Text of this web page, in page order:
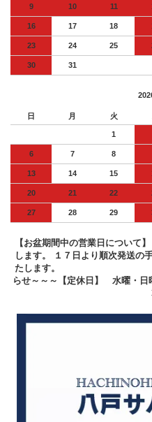
9 10 11
16 17 18
23 24 25
30 31
日 月 火
1
6 7 8
13 14 15
20 21 22
27 28 29
【お盆期間中の営業日につい
します。 １７日より順次発送の
たします。 ～～
らせ～～～【定休日】 水曜・日